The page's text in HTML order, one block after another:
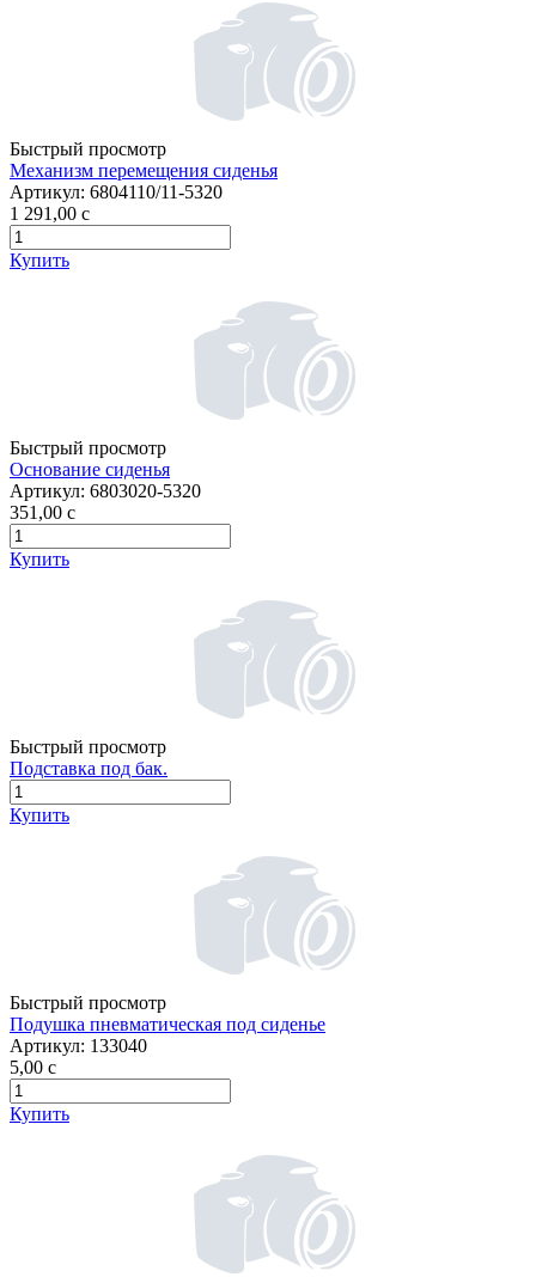
Быстрый просмотр
Механизм перемещения сиденья
Артикул: 6804110/11-5320
1 291,00 c
Купить
Быстрый просмотр
Основание сиденья
Артикул: 6803020-5320
351,00 c
Купить
Быстрый просмотр
Подставка под бак.
Купить
Быстрый просмотр
Подушка пневматическая под сиденье
Артикул: 133040
5,00 c
Купить